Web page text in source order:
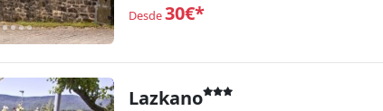
Desde30€*
Lazkano